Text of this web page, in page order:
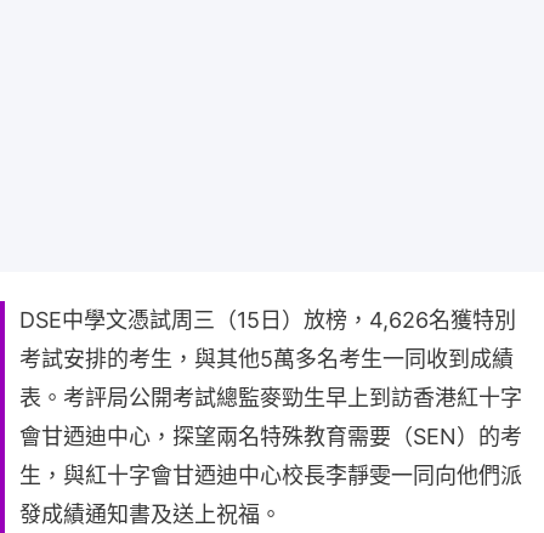
DSE中學文憑試周三（15日）放榜，4,626名獲特別
考試安排的考生，與其他5萬多名考生一同收到成績
表。考評局公開考試總監麥勁生早上到訪香港紅十字
會甘迺迪中心，探望兩名特殊教育需要（SEN）的考
生，與紅十字會甘迺迪中心校長李靜雯一同向他們派
發成績通知書及送上祝福。